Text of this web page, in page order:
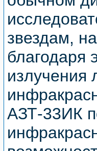
звездам,
благодаря
излучения
АЗТ-33ИК